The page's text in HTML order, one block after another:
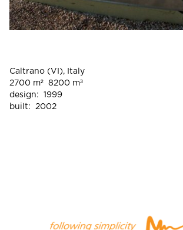
Caltrano (VI), Italy
2700 m² 8200 m³
design: 1999
built: 2002